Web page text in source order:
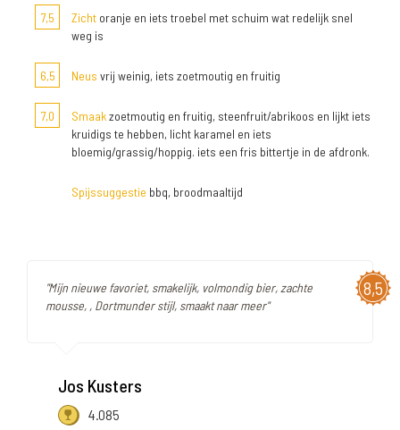
7,5
Zicht oranje en iets troebel met schuim wat redelijk snel
weg is
6,5 Neus vrij weinig, iets zoetmoutig en fruitig
7,0 Smaakzoetmoutig en fruitig, steenfruit/abrikoos en lijkt iets
kruidigs te hebben, licht karamel en iets
bloemig/grassig/hoppig. iets een fris bittertje in de afdronk.
Spijssuggestie bbq, broodmaaltijd
8,5
"Mijn nieuwe favoriet, smakelijk, volmondig bier, zachte
mousse, , Dortmunder stijl, smaakt naar meer"
Jos Kusters
4.085